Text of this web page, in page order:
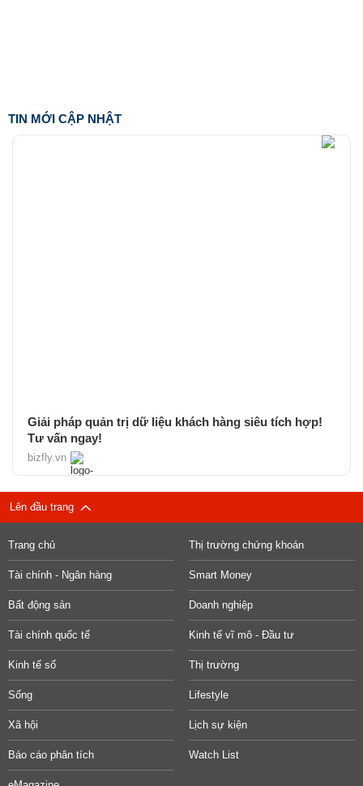
TIN MỚI CẬP NHẬT
Giải pháp quản trị dữ liệu khách hàng siêu tích hợp!
Tư vấn ngay!
bizfly.vn
Lên đầu trang
Trang chủ Thị trường chứng khoán
Tài chính - Ngân hàng Smart Money
Bất động sản Doanh nghiệp
Tài chính quốc tế Kinh tế vĩ mô - Đầu tư
Kinh tế số Thị trường
Sống Lifestyle
Xã hội Lịch sự kiện
Báo cáo phân tích Watch List